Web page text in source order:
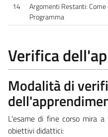
14
Argomenti Restanti: Come
Programma
Verifica
Modalità di
L'esame di fine corso mira
obiettivi didattici: